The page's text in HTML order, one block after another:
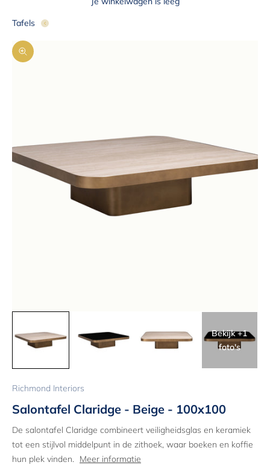
Tafels
In-/uitzoomen
Bekijk +1
foto's
Richmond Interiors
Salontafel Claridge - Beige - 100x100
De salontafel Claridge combineert veiligheidsglas en keramiek
tot een stijlvol middelpunt in de zithoek, waar boeken en koffie
hun plek vinden. Meer informatie